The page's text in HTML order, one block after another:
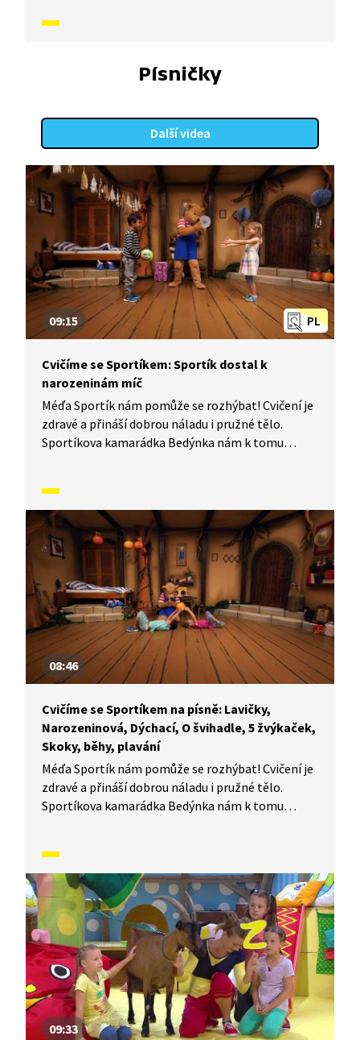
Jenom pozor, aby vám u toho nedošel dech.
cvičit, aby nám narostly svaly.
Písničky
Další videa
PL
09:15
Cvičíme se Sportíkem: Sportík dostal k
narozeninám míč
Méďa Sportík nám pomůže se rozhýbat! Cvičení je
zdravé a přináší dobrou náladu i pružné tělo.
Sportíkova kamarádka Bedýnka nám k tomu
Jenom pozor, aby vám u toho nedošel dech.
V dnešním díle vám Sportík ukáže, jak se dá cvičit
s míčem.
08:46
Cvičíme se Sportíkem na písně: Lavičky,
Narozeninová, Dýchací, O švihadle, 5 žvýkaček,
Skoky, běhy, plavání
Méďa Sportík nám pomůže se rozhýbat! Cvičení je
zdravé a přináší dobrou náladu i pružné tělo.
Sportíkova kamarádka Bedýnka nám k tomu
Jenom pozor, aby vám u toho nedošel dech.
V dnešním díle vám Sportík ukáže, jak se cvičí
na lavičce, skáče přes švihadlo a jak se protahuje
celé tělo.
09:33